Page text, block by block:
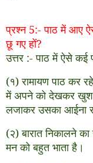
प्रश्न 5:- पाठ में आए
छू गए हों?
उत्तर :-पाठ में ऐसे कई
(१)रामायण पाठ कर
में अपने को देखकर खुश
लजाकर उसका आईना
(२)बारात निकालने
मन को बहुत भाता है।